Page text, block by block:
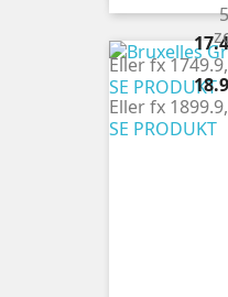
Pris
Eller fx
SE PRODUKT
5
Pris
Eller fx
SE PRODUKT